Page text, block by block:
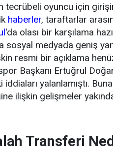
tecrübeli oyuncu için
haberler, taraftarlar
'da olası bir karşılama
medyada geniş
resmi bir açıklama
Başkanı Ertuğrul
iddiaları yalanlamıştı.
ilişkin gelişmeler
Transferi